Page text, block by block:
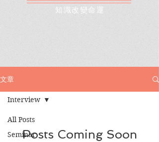
​知識改變命運
文章
All Posts
Seminar
Interview
Posts Coming Soon